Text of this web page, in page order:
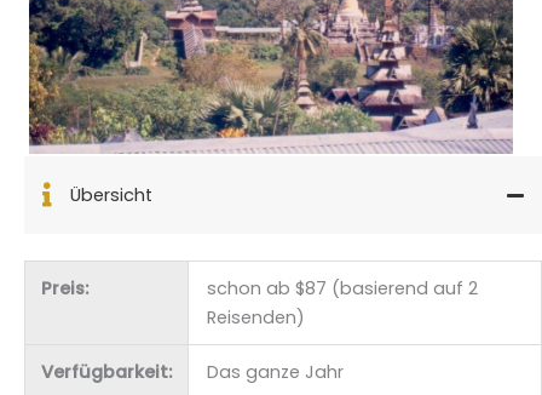
Übersicht
Preis:
schon ab $87 (basierend auf 2
Reisenden)
Verfügbarkeit: Das ganze Jahr